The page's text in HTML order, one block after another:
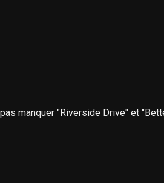
manquer "Riverside Drive" et